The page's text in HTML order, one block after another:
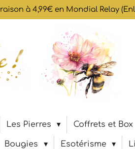
à 4,99€ en Mondial Relay
Les Pierres Coffrets et Box
Bougies Esotérisme